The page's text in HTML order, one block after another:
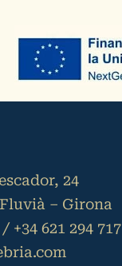
24
– Girona
+34 621 294 717